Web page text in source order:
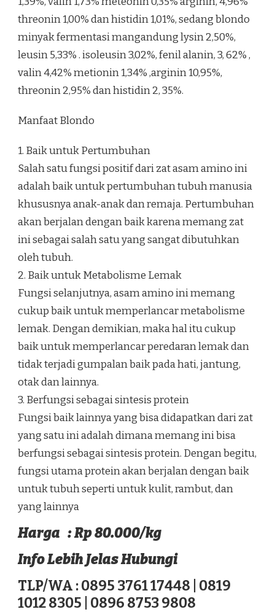
threonin 1,00% dan histidin 1,01%, sedang blondo
minyak fermentasi mangandung lysin 2,50%,
leusin 5,33% . isoleusin 3,02%, fenil alanin, 3, 62% ,
valin 4,42% metionin 1,34% ,arginin 10,95%,
threonin 2,95% dan histidin 2, 35%.
Manfaat Blondo
1. Baik untuk Pertumbuhan
Salah satu fungsi positif dari zat asam amino ini
adalah baik untuk pertumbuhan tubuh manusia
khususnya anak-anak dan remaja. Pertumbuhan
akan berjalan dengan baik karena memang zat
ini sebagai salah satu yang sangat dibutuhkan
oleh tubuh.
2. Baik untuk Metabolisme Lemak
Fungsi selanjutnya, asam amino ini memang
cukup baik untuk memperlancar metabolisme
lemak. Dengan demikian, maka hal itu cukup
baik untuk memperlancar peredaran lemak dan
tidak terjadi gumpalan baik pada hati, jantung,
otak dan lainnya.
3. Berfungsi sebagai sintesis protein
Fungsi baik lainnya yang bisa didapatkan dari zat
yang satu ini adalah dimana memang ini bisa
berfungsi sebagai sintesis protein. Dengan begitu,
fungsi utama protein akan berjalan dengan baik
untuk tubuh seperti untuk kulit, rambut, dan
yang lainnya
Harga : Rp 80.000/kg
Info Lebih Jelas Hubungi
TLP/WA : 0895 3761 17448 | 0819
1012 8305 | 0896 8753 9808